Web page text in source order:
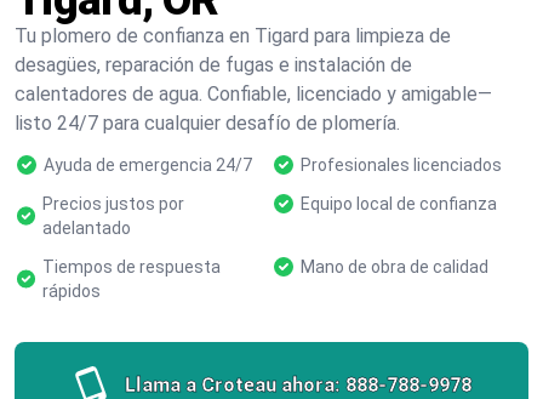
Tu plomero de confianza en Tigard para limpieza de
desagües, reparación de fugas e instalación de
calentadores de agua. Confiable, licenciado y amigable—
listo 24/7 para cualquier desafío de plomería.
Ayuda de emergencia 24/7
Profesionales licenciados
Precios justos por
adelantado
Equipo local de confianza
Tiempos de respuesta
rápidos
Mano de obra de calidad
Llama a Croteau ahora: 888-788-9978